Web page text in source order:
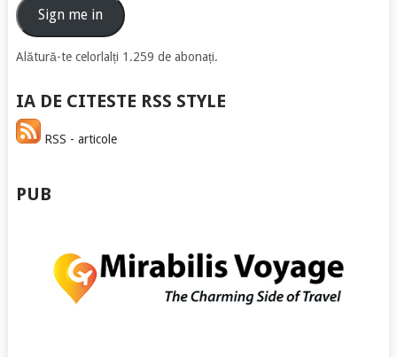
emailSign me in
Alătură-te celorlalți 1.259 de abonați.
IA DE CITESTE RSS STYLE
RSS - articole
PUB